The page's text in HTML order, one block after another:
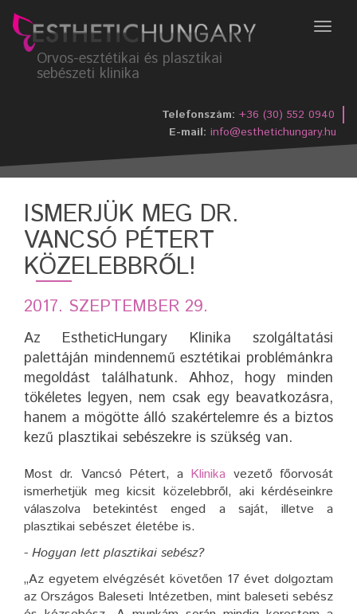
Menü
Orvos-esztétikai és plasztikai
sebészeti klinika
Telefonszám: +36 (30) 552 0940
E-mail: info@esthetichungary.hu
ISMERJÜK MEG DR.
VANCSÓ PÉTERT
KÖZELEBBRŐL!
2017. SZEPTEMBER 29.
Az EstheticHungary Klinika szolgáltatási
palettáján mindennemű esztétikai problémánkra
megoldást találhatunk. Ahhoz, hogy minden
tökéletes legyen, nem csak egy beavatkozásra,
hanem a mögötte álló szakértelemre és a biztos
kezű plasztikai sebészekre is szükség van.
Most dr. Vancsó Pétert, a Klinika vezető főorvosát
ismerhetjük meg kicsit közelebbről, aki kérdéseinkre
válaszolva betekintést enged a saját, illetve a
plasztikai sebészet életébe is.
- Hogyan lett plasztikai sebész?
„Az egyetem elvégzését követően 17 évet dolgoztam
az Országos Baleseti Intézetben, mint baleseti sebész